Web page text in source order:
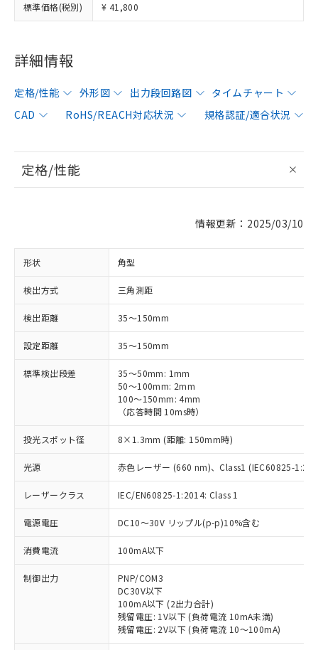
標準価格(税別) ¥ 41,800
詳細情報
定格/性能 外形図 出力段回路図
タイムチャート
CAD
RoHS/REACH対応状況 規格認証/適合状況
定格/性能
情報更新：2025/03/10
形状 角型
検出方式 三角測距
検出距離 35～150mm
設定距離 35～150mm
標準検出段差
35～50mm: 1mm
50～100mm: 2mm
100～150mm: 4mm
（応答時間 10ms時）
投光スポット径 8×1.3mm (距離: 150mm時)
光源 赤色レーザー (660 nm)、Class1 (IEC60825-
レーザークラス IEC/EN60825-1:2014: Class 1
電源電圧 DC10～30V リップル(p-p)10%含む
消費電流 100mA以下
制御出力
PNP/COM3
DC30V以下
100mA以下 (2出力合計)
残留電圧: 1V以下 (負荷電流 10mA未満)
残留電圧: 2V以下 (負荷電流 10～100mA)